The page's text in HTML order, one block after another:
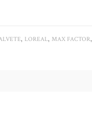
, LOREAL, MAX FACTOR,